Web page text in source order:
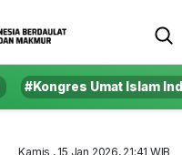
#Kongres Umat Islam
Kamis , 15 Jan 2026, 21:41 WIB